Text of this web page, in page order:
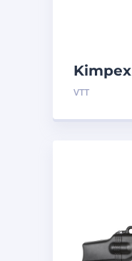
d’aile
VTT